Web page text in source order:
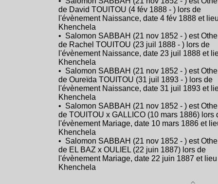
de David TOUITOU (4 fév 1888 - ) lors de
l'évènement Naissance, date 4 fév 1888 et
Khenchela
• Salomon SABBAH (21 nov 1852 - ) est
de Rachel TOUITOU (23 juil 1888 - ) lors de
l'évènement Naissance, date 23 juil 1888 et
Khenchela
• Salomon SABBAH (21 nov 1852 - ) est
de Oureïda TOUITOU (31 juil 1893 - ) lors de
l'évènement Naissance, date 31 juil 1893 et
Khenchela
• Salomon SABBAH (21 nov 1852 - ) est
de TOUITOU x GALLICO (10 mars 1886) lors
l'évènement Mariage, date 10 mars 1886 et
Khenchela
• Salomon SABBAH (21 nov 1852 - ) est
de EL BAZ x OULIEL (22 juin 1887) lors de
l'évènement Mariage, date 22 juin 1887 et lieu
Khenchela